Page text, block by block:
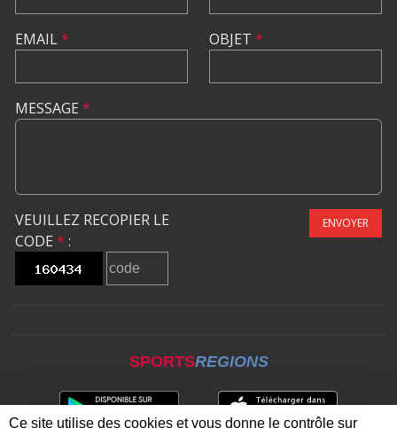
EMAIL* OBJET *
MESSAGE *
VEUILLEZ RECOPIER LE
CODE * :
ENVOYER
SPORTSREGIONS
Ce site utilise des cookies et vous donne le contrôle sur